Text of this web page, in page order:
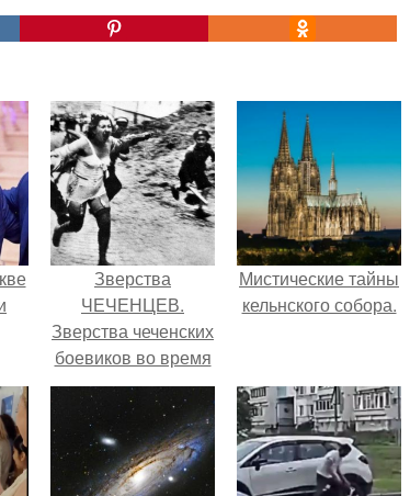
Зверства
ЧЕЧЕНЦЕВ.
Зверства чеченских
боевиков во время
первой чеченской.
Мистические тайны
кельнского собора.